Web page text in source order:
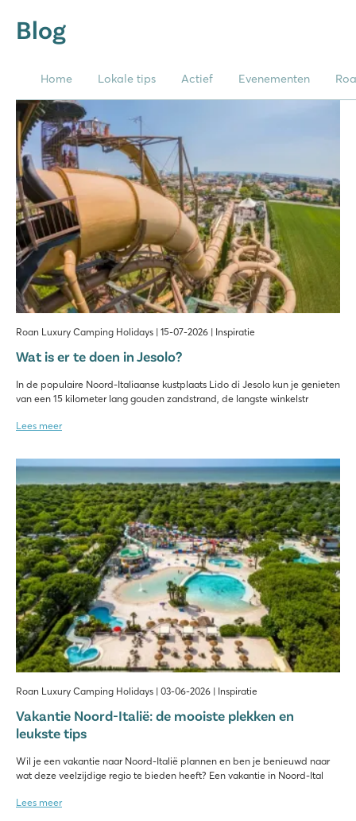
Blog
Home Lokale tips Actief Evenementen
Roan Luxury Camping Holidays | 15-07-2026 | Inspiratie
Wat is er te doen in Jesolo?
In de populaire Noord-Italiaanse kustplaats Lido di Jesolo kun je genieten
van een 15 kilometer lang gouden zandstrand, de langste winkelstr
Lees meer
Roan Luxury Camping Holidays | 03-06-2026 | Inspiratie
Vakantie Noord-Italië: de mooiste plekken en
leukste tips
Wil je een vakantie naar Noord-Italië plannen en ben je benieuwd naar
wat deze veelzijdige regio te bieden heeft? Een vakantie in Noord-Ital
Lees meer